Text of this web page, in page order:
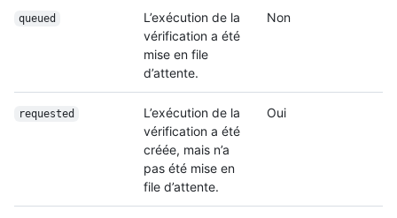
queued
L’exécution de la
vérification a été
mise en file
d’attente.
Non
requested
L’exécution de la
vérification a été
créée, mais n’a
pas été mise en
file d’attente.
Oui